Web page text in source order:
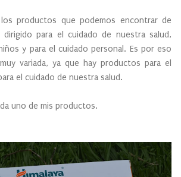
productos que podemos encontrar de
dirigido para el cuidado de nuestra salud,
y para el cuidado personal. Es por eso
variada, ya que hay productos para el
el cuidado de nuestra salud.
uno de mis productos.